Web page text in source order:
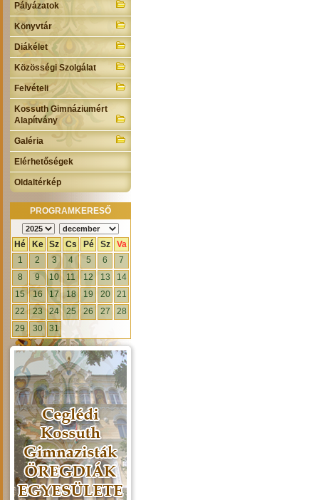
Pályázatok
Könyvtár
Diákélet
Közösségi Szolgálat
Felvételi
Kossuth Gimnáziumért
Alapítvány
Galéria
Elérhetőségek
Oldaltérkép
PROGRAMKERESŐ
Hé Ke Sz Cs Pé Sz
Va
1
2 3 4 5 6
7
8
9 10 11 12 13
14
15
16 17 18 19 20
21
22
23 24 25 26 27
28
29
30 31